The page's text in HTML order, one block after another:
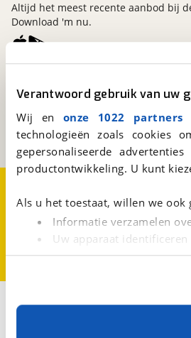
Verantwoord gebruik van uw
Wij en onze 1022 partners
technologieën zoals cookies
gepersonaliseerde
productontwikkeling. U kunt
Als u het toestaat, willen we ook
Informatie verzamelen
Uw apparaat
Lees meer over hoe uw
Met cookies en vergelijkbare
cookies zorgen ervoor dat de
Kosterijland15
Een initiatief van
BOVAG
Altijd het meest recente aanbod bij
Download 'm nu.
Cookievoorkeuren
Vacatures